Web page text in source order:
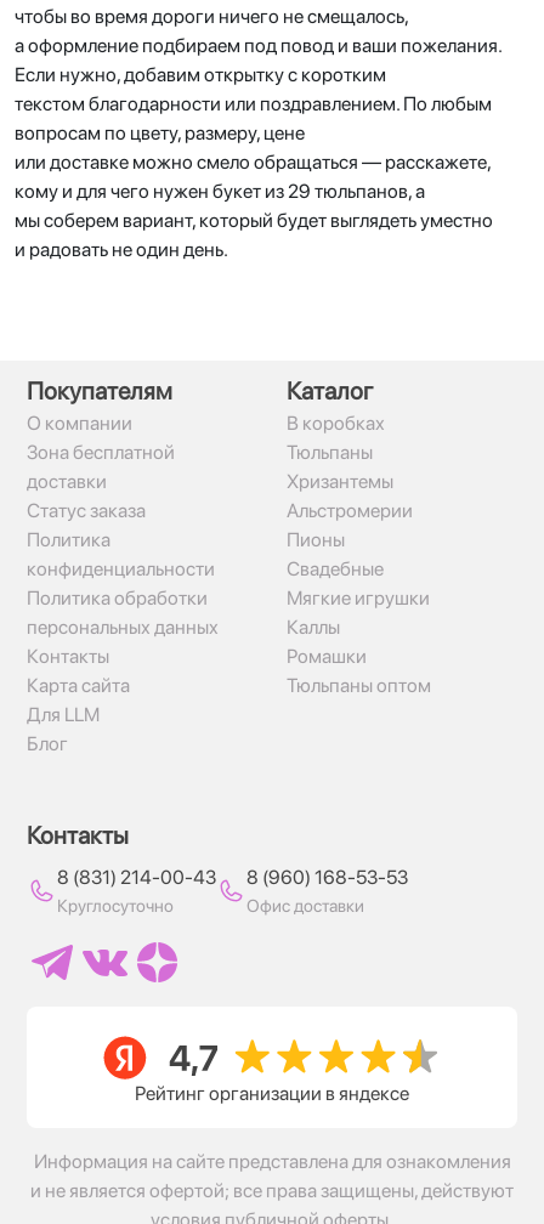
чтобы во время дороги ничего не смещалось,
а оформление подбираем под повод и ваши пожелания.
Если нужно, добавим открытку с коротким
текстом благодарности или поздравлением. По любым
вопросам по цвету, размеру, цене
или доставке можно смело обращаться — расскажете,
кому и для чего нужен букет из 29 тюльпанов, а
мы соберем вариант, который будет выглядеть уместно
и радовать не один день.
Покупателям
О компании
Зона бесплатной
доставки
Статус заказа
Политика
конфиденциальности
Политика обработки
персональных данных
Контакты
Карта сайта
Для LLM
Блог
Каталог
В коробках
Тюльпаны
Хризантемы
Альстромерии
Пионы
Свадебные
Мягкие игрушки
Каллы
Ромашки
Тюльпаны оптом
Контакты
8 (831) 214-00-43
Круглосуточно
8 (960) 168-53-53
Офис доставки
Рейтинг организации в яндексе
Информация на сайте представлена для ознакомления
и не является офертой; все права защищены, действуют